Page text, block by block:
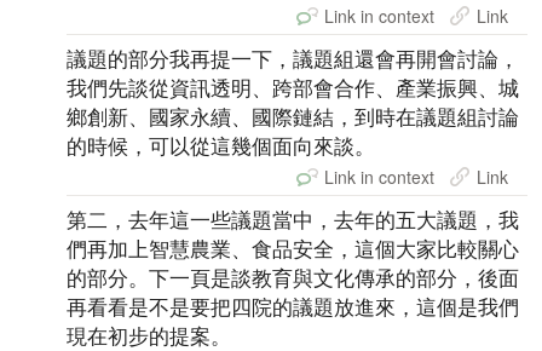
Link in context Link
議題的部分我再提一下，議題組還會再開會討論，
我們先談從資訊透明、跨部會合作、產業振興、城
鄉創新、國家永續、國際鏈結，到時在議題組討論
的時候，可以從這幾個面向來談。
Link in context Link
第二，去年這一些議題當中，去年的五大議題，我
們再加上智慧農業、食品安全，這個大家比較關心
的部分。下一頁是談教育與文化傳承的部分，後面
再看看是不是要把四院的議題放進來，這個是我們
現在初步的提案。